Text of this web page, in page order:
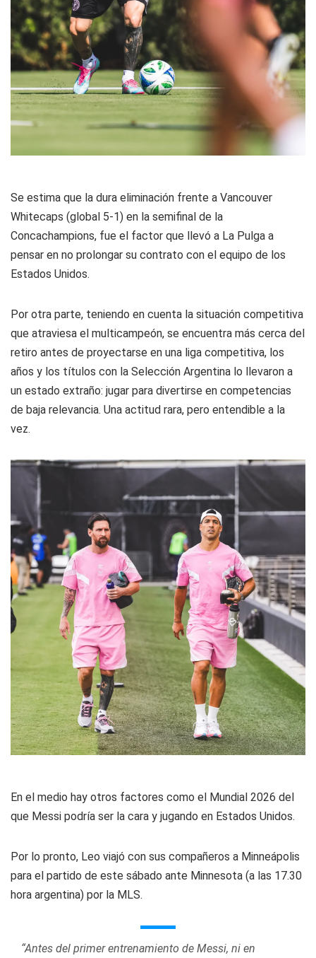
Se estima que la dura eliminación frente a Vancouver
Whitecaps (global 5-1) en la semifinal de la
Concachampions, fue el factor que llevó a La Pulga a
pensar en no prolongar su contrato con el equipo de los
Estados Unidos.
Por otra parte, teniendo en cuenta la situación competitiva
que atraviesa el multicampeón, se encuentra más cerca del
retiro antes de proyectarse en una liga competitiva, los
años y los títulos con la Selección Argentina lo llevaron a
un estado extraño: jugar para divertirse en competencias
de baja relevancia. Una actitud rara, pero entendible a la
vez.
En el medio hay otros factores como el Mundial 2026 del
que Messi podría ser la cara y jugando en Estados Unidos.
Por lo pronto, Leo viajó con sus compañeros a Minneápolis
para el partido de este sábado ante Minnesota (a las 17.30
hora argentina) por la MLS.
“Antes del primer entrenamiento de Messi, ni en